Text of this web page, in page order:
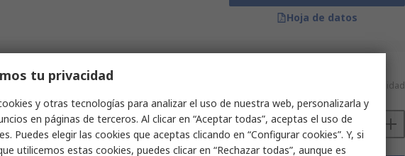
Hoja de datos
Disponible
Conector RJ45 Cat6
Hembra/macho RS PRO serie
RJ45, Montaje en Panel, de 1
vías, Recta 1
Código RS 231-7897
35,23 €/unidad
Cantidad
tu privacidad
y otras tecnologías para analizar el uso de nuestra web, personalizarla y
en páginas de terceros. Al clicar en “Aceptar todas”, aceptas el uso de
Puedes elegir las cookies que aceptas clicando en “Configurar cookies”. Y, si
utilicemos estas cookies, puedes clicar en “Rechazar todas”, aunque es